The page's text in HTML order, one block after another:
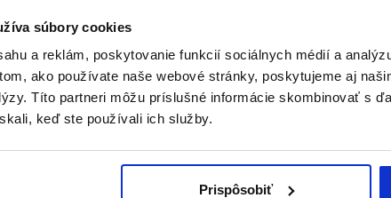
súbory cookies
a reklám, poskytovanie funkcií sociálnych médií a
ako používate naše webové stránky, poskytujeme aj
Títo partneri môžu príslušné informácie skombinovať s
keď ste používali ich služby.
Prispôsobiť
Do you want to know more? Fill out the form
stockbroker will contact you to provide all
information about the bond.